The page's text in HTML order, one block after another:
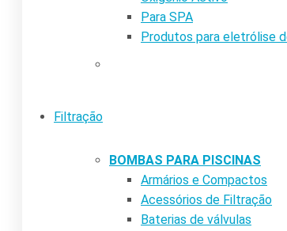
Para SPA
Produtos para eletrólise
Filtração
BOMBAS PARA PISCINAS
Armários e Compactos
Acessórios de Filtração
Baterias de válvulas